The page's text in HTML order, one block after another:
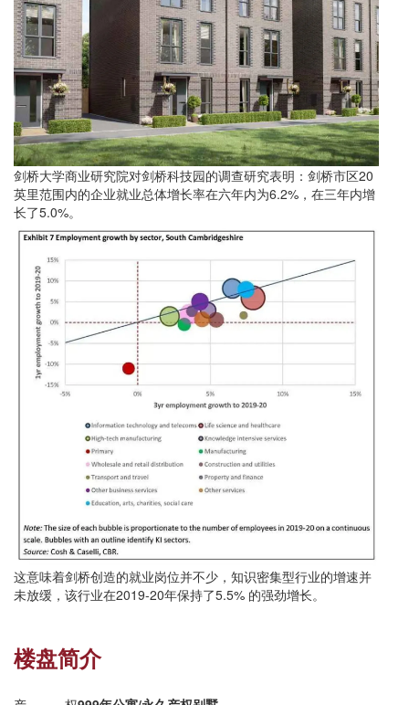
剑桥大学商业研究院对剑桥科技园的调查研究表明：剑桥市区20
英里范围内的企业就业总体增长率在六年内为6.2%，在三年内增
长了5.0%。
这意味着剑桥创造的就业岗位并不少，知识密集型行业的增速并
未放缓，该行业在2019-20年保持了5.5% 的强劲增长。
楼盘简介